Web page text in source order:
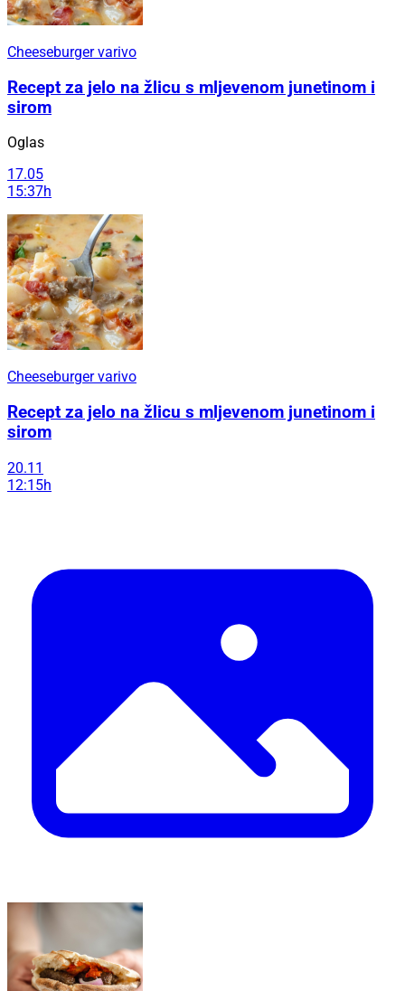
Cheeseburger varivo
Recept za jelo na žlicu s mljevenom junetinom i
sirom
Oglas
17.05
15:37h
Cheeseburger varivo
Recept za jelo na žlicu s mljevenom junetinom i
sirom
20.11
12:15h